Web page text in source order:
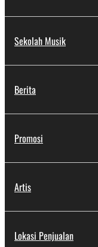
Sekolah Musik
Berita
Promosi
Artis
Lokasi Penjualan